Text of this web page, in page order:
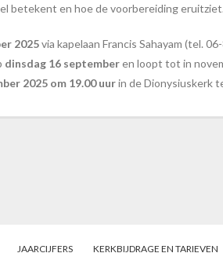
betekent en hoe de voorbereiding
2025via kapelaan Francis Sahayam (tel.
dinsdag 16 septemberen loopt tot in
2025 om 19.00 uurin de Dionysiuskerk
JAARCIJFERS KERKBIJDRAGE EN TARIEVEN